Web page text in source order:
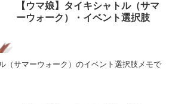
【ウマ娘】タイキシャトル（サマ
ーウォーク）・イベント選択肢
（サマーウォーク）のイベント選択肢メモで